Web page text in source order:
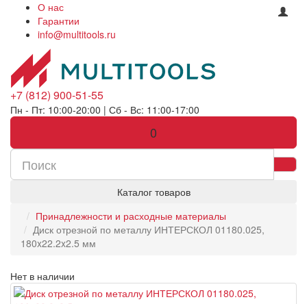
О нас
Гарантии
info@multitools.ru
+7 (812) 900-51-55
Пн - Пт: 10:00-20:00 | Сб - Вс: 11:00-17:00
0
Каталог товаров
Принадлежности и расходные материалы
Диск отрезной по металлу ИНТЕРСКОЛ 01180.025,
180x22.2x2.5 мм
Нет в наличии